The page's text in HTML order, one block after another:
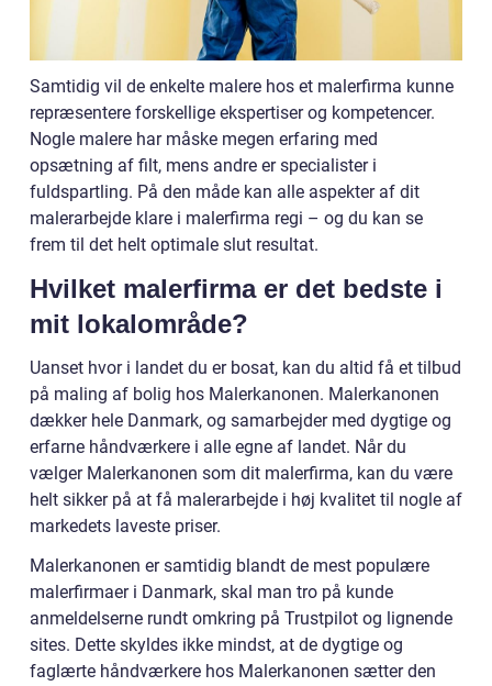
Samtidig vil de enkelte malere hos et malerfirma kunne
repræsentere forskellige ekspertiser og kompetencer.
Nogle malere har måske megen erfaring med
opsætning af filt, mens andre er specialister i
fuldspartling. På den måde kan alle aspekter af dit
malerarbejde klare i malerfirma regi – og du kan se
frem til det helt optimale slut resultat.
Hvilket malerfirma er det bedste i
mit lokalområde?
Uanset hvor i landet du er bosat, kan du altid få et tilbud
på maling af bolig hos Malerkanonen. Malerkanonen
dækker hele Danmark, og samarbejder med dygtige og
erfarne håndværkere i alle egne af landet. Når du
vælger Malerkanonen som dit malerfirma, kan du være
helt sikker på at få malerarbejde i høj kvalitet til nogle af
markedets laveste priser.
Malerkanonen er samtidig blandt de mest populære
malerfirmaer i Danmark, skal man tro på kunde
anmeldelserne rundt omkring på Trustpilot og lignende
sites. Dette skyldes ikke mindst, at de dygtige og
faglærte håndværkere hos Malerkanonen sætter den